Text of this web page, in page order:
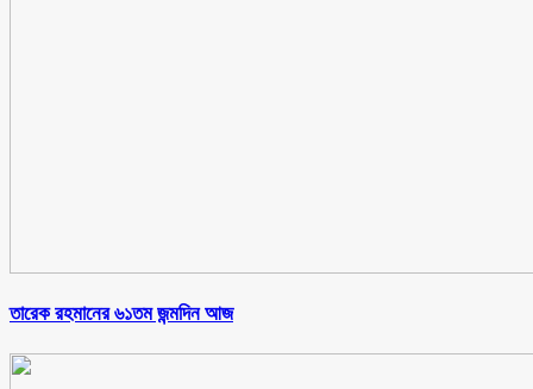
তারেক রহমানের ৬১তম জন্মদিন আজ